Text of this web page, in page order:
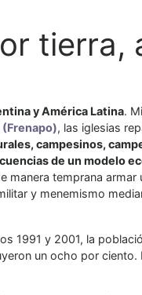
tierra,
y América Latina.
, las iglesias
campesinos,
de un modelo
manera temprana
y menemismo
1991 y 2001, la
un ocho por ciento.